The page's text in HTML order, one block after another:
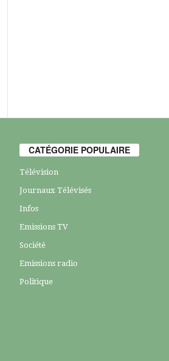
CATÉGORIE POPULAIRE
Télévision
Journaux Télévisés
Infos
Emissions TV
Société
Emissions radio
Politique